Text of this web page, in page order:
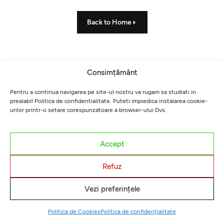
Consimțământ
Pentru a continua navigarea pe site-ul nostru va rugam sa studiati in
prealabil Politica de confidentialitate. Puteti impiedica instalarea cookie-
urilor printr-o setare corespunzatoare a browser-ului Dvs.
Accept
Refuz
Vezi preferințele
Politica de CookiesPolitica de confidențialitate
Back to Home